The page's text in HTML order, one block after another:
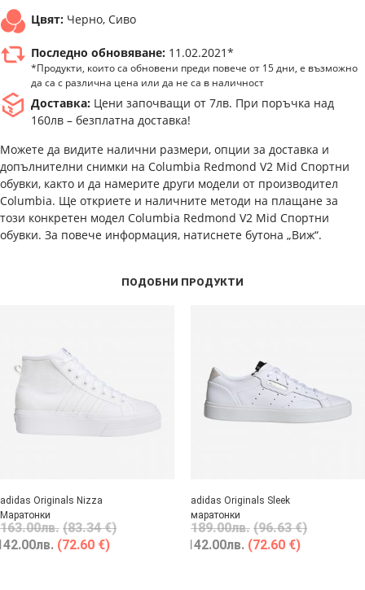
Цвят: Черно, Сиво
Последно обновяване: 11.02.2021*
*Продукти, които са обновени преди повече от 15 дни, е възможно
да са с различна цена или да не са в наличност
Доставка: Цени започващи от 7лв. При поръчка над
160лв – безплатна доставка!
Можете да видите налични размери, опции за доставка и
допълнителни снимки на Columbia Redmond V2 Mid Спортни
обувки, както и да намерите други модели от производител
Columbia. Ще откриете и наличните методи на плащане за
този конкретен модел Columbia Redmond V2 Mid Спортни
обувки. За повече информация, натиснете бутона „Виж“.
ПОДОБНИ ПРОДУКТИ
adidas Originals Nizza
Маратонки
163.00лв. (83.34 €)
лв. (72.60 €)
adidas Originals Sleek
маратонки
189.00лв. (96.63 €)
142.00лв. (72.60 €)